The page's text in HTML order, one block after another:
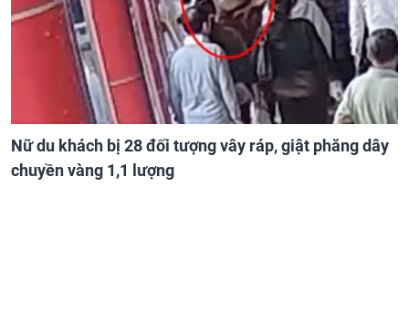
Nữ du khách bị 28 đối tượng vây ráp, giật phăng dây
chuyền vàng 1,1 lượng